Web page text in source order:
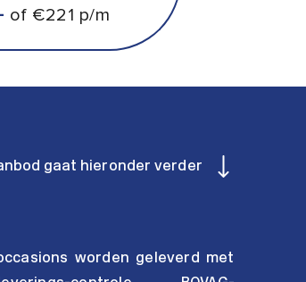
of €221 p/m
gaat hieronder verder
occasions worden geleverd met